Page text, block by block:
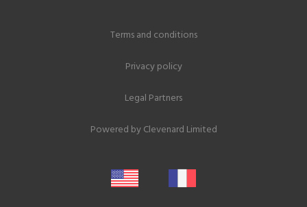
Terms and conditions
Privacy policy
Legal Partners
Powered byClevenard Limited